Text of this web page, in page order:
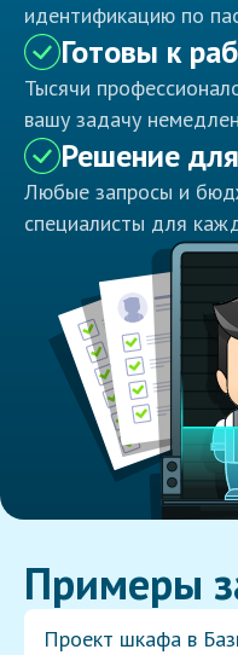
идентификацию по
Готовы к
Тысячи
вашу задачу
Решение
Любые запросы и
специалисты для
Примеры
Проект шкафа в